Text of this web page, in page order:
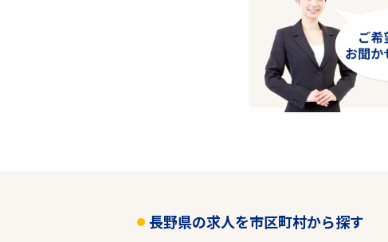
長野県の求人を市区町村から探す